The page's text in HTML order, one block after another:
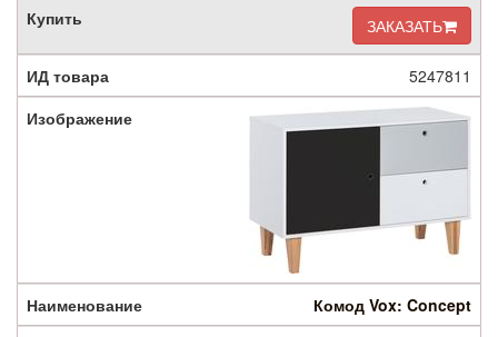
ЗАКАЗАТЬ
5247811
Комод Vox: Concept